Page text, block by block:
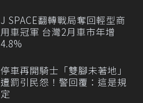
J SPACE翻轉戰局奪回輕型商
用車冠軍 台灣2月車市年增
4.8%
停車再開騎士「雙腳未著地」
遭罰引民怨！警回覆：這是規
定